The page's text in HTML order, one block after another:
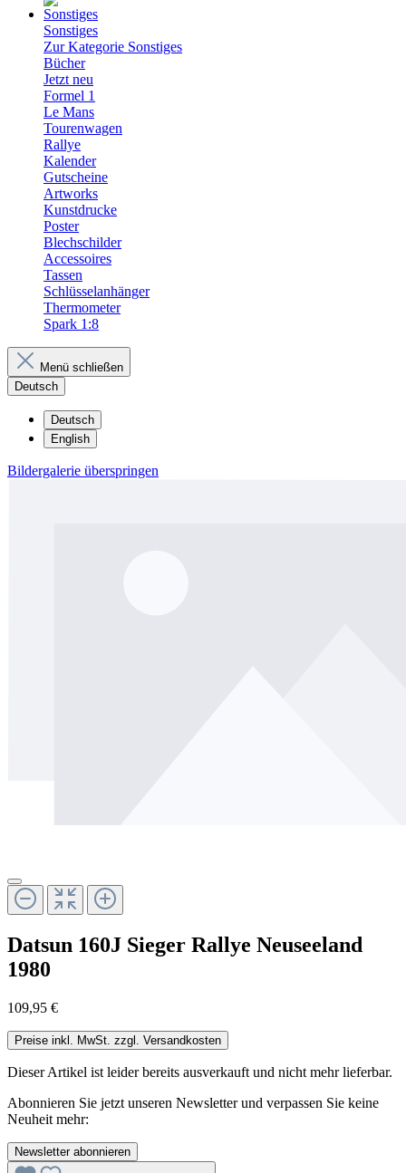
Sonstiges
Zur Kategorie Sonstiges
Bücher
Jetzt neu
Formel 1
Le Mans
Tourenwagen
Rallye
Kalender
Gutscheine
Artworks
Kunstdrucke
Poster
Blechschilder
Accessoires
Tassen
Schlüsselanhänger
Thermometer
Spark 1:8
Menü schließen
Deutsch
Deutsch
English
Bildergalerie überspringen
Datsun 160J Sieger Rallye Neuseeland
1980
109,95 €
Preise inkl. MwSt. zzgl. Versandkosten
Dieser Artikel ist leider bereits ausverkauft und nicht mehr lieferbar.
Abonnieren Sie jetzt unseren Newsletter und verpassen Sie keine
Neuheit mehr:
Newsletter abonnieren